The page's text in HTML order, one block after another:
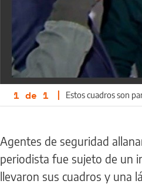
1 de 1 | Estos cuadros son
Agentes de seguridad
periodista fue sujeto de un
llevaron sus cuadros y una